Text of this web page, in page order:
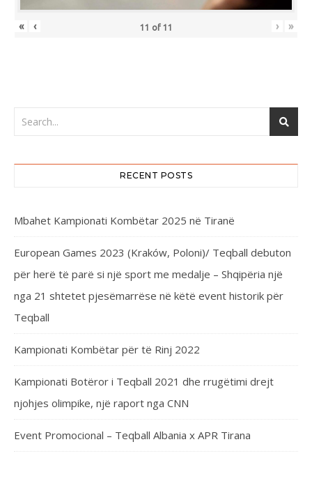
« ‹ 11 of 11 › »
RECENT POSTS
Mbahet Kampionati Kombëtar 2025 në Tiranë
European Games 2023 (Kraków, Poloni)/ Teqball debuton
për herë të parë si një sport me medalje – Shqipëria një
nga 21 shtetet pjesëmarrëse në këtë event historik për
Teqball
Kampionati Kombëtar për të Rinj 2022
Kampionati Botëror i Teqball 2021 dhe rrugëtimi drejt
njohjes olimpike, një raport nga CNN
Event Promocional – Teqball Albania x APR Tirana